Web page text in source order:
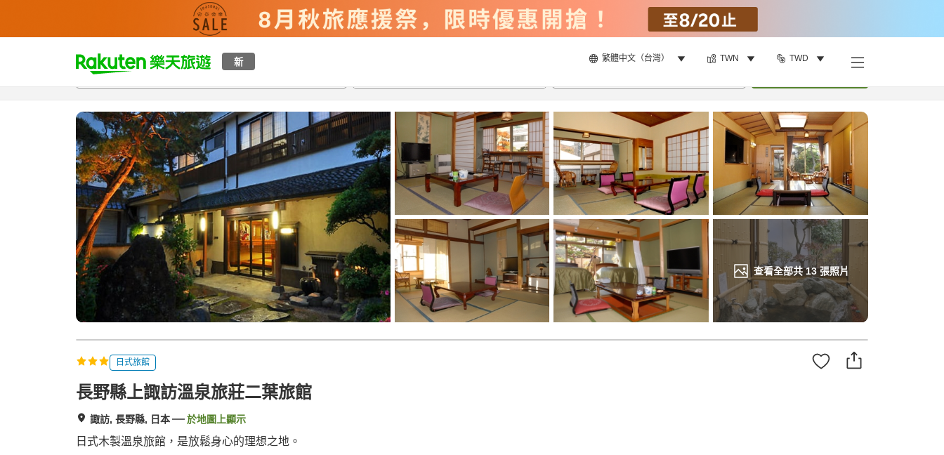
新 繁體中文（台灣） TWN TWD
t
p
a
e
_
s
e
a
h
查看全部共13張照片
總覽客房與方案評語設施
日式旅館
長野縣上諏訪溫泉旅莊二葉旅館
諏訪, 長野縣, 日本 於地圖上顯示
日式木製溫泉旅館，是放鬆身心的理想之地。